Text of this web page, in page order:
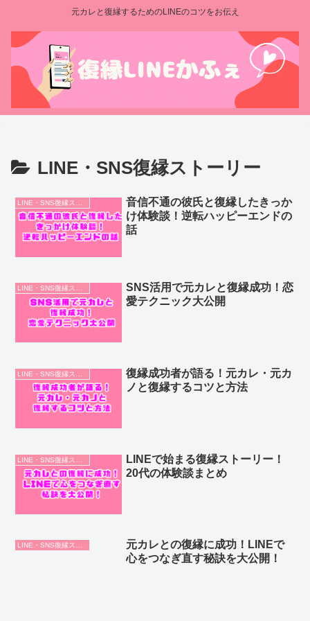
元カレと復縁するためのLINEのコツをお伝え
LINE・SNS復縁ストーリー
音信不通の彼氏と復縁したきっか
け体験談！逆転ハッピーエンドの
話
LINE・SNS復縁ストーリー
SNS活用で元カレと復縁成功！恋
愛テクニック大公開
復縁成功者が語る！元カレ・元カ
ノと復縁するコツと方法
LINEで始まる復縁ストーリー！
20代の体験談まとめ
LINE・SNS復縁ストーリー
元カレとの復縁に成功！LINEで
心をつなぎ直す秘訣を大公開！